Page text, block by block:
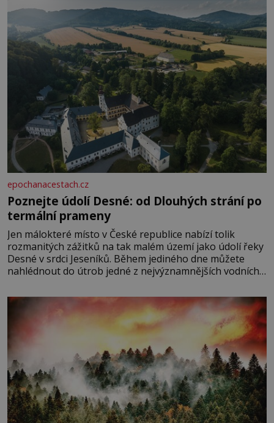
epochanacestach.cz
Poznejte údolí Desné: od Dlouhých strání po
termální prameny
Jen málokteré místo v České republice nabízí tolik
rozmanitých zážitků na tak malém území jako údolí řeky
Desné v srdci Jeseníků. Během jediného dne můžete
nahlédnout do útrob jedné z nejvýznamnějších vodních
se na koloběžce a den zakončit poznáváním památek ve
Velkých Losinách nebo v termálním